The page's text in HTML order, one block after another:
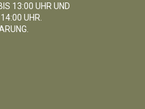
13:00 UHR UND
UHR.